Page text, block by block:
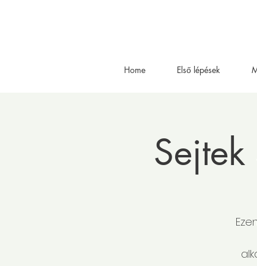
Home Első lépések